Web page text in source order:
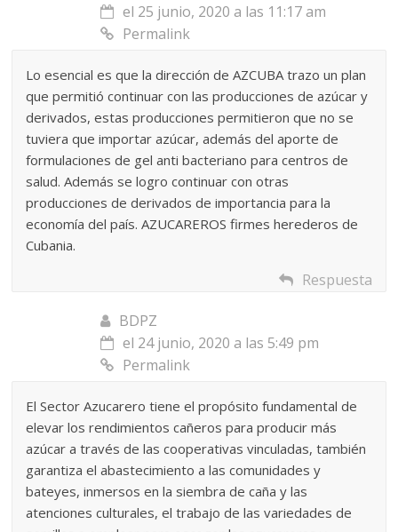
el 25 junio, 2020 a las 11:17 am
Permalink
Lo esencial es que la dirección de AZCUBA trazo un plan
que permitió continuar con las producciones de azúcar y
derivados, estas producciones permitieron que no se
tuviera que importar azúcar, además del aporte de
formulaciones de gel anti bacteriano para centros de
salud. Además se logro continuar con otras
producciones de derivados de importancia para la
economía del país. AZUCAREROS firmes herederos de
Cubania.
Respuesta
BDPZ
el 24 junio, 2020 a las 5:49 pm
Permalink
El Sector Azucarero tiene el propósito fundamental de
elevar los rendimientos cañeros para producir más
azúcar a través de las cooperativas vinculadas, también
garantiza el abastecimiento a las comunidades y
bateyes, inmersos en la siembra de caña y las
atenciones culturales, el trabajo de las variedades de